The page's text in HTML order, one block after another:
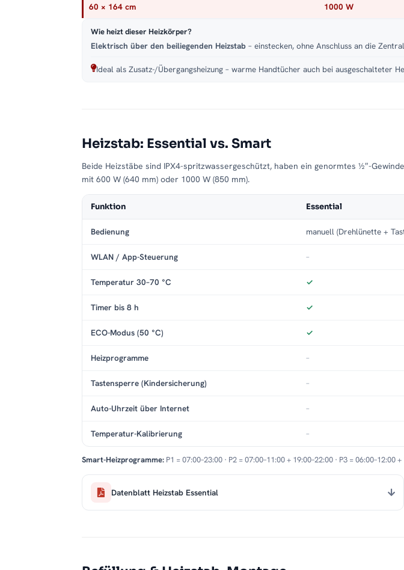
60 × 164 cm 1000 W
Wie heizt dieser Heizkörper?
Elektrisch über den beiliegenden Heizstab – einstecken, ohne Anschluss an die
Ideal als Zusatz-/Übergangsheizung – warme Handtücher auch bei ausgeschalteter
Heizstab: Essential vs. Smart
Beide Heizstäbe sind IPX4-spritzwassergeschützt, haben ein genormtes ½″-
mit 600 W (640 mm) oder 1000 W (850 mm).
Funktion Essential
Bedienung manuell (Drehlünette +
WLAN / App-Steuerung –
Temperatur 30–70 °C ✓
Timer bis 8 h ✓
ECO-Modus (50 °C) ✓
Heizprogramme –
Tastensperre (Kindersicherung) –
Auto-Uhrzeit über Internet –
Temperatur-Kalibrierung –
Smart-Heizprogramme: P1 = 07:00–23:00 · P2 = 07:00–11:00 + 19:00–22:00 · P3 =
Datenblatt Heizstab Essential